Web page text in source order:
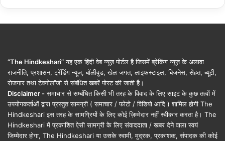
“The Hindkeshari”यह एक हिंदी वेब न्यूज़ पोर्टल है जिसमें ब्रेकिंग न्यूज़ के अलावा
राजनीति, प्रशासन, ट्रेंडिंग न्यूज, बॉलीवुड, खेल जगत, लाइफस्टाइल, बिजनेस, सेहत, ब्यूटी,
रोजगार तथा टेक्नोलॉजी से संबंधित खबरें पोस्ट की जाती है।
Disclaimer - समाचार से सम्बंधित किसी भी तरह के विवाद के लिए साइट के कुछ तत्वों में
उपयोगकर्ताओं द्वारा प्रस्तुत सामग्री ( समाचार / फोटो / विडियो आदि ) शामिल होगी The
Hindkeshari इस तरह के सामग्रियों के लिए कोई ज़िम्मेदार नहीं स्वीकार करता है। The
Hindkeshari में प्रकाशित ऐसी सामग्री के लिए संवाददाता / खबर देने वाला स्वयं
जिम्मेदार होगा, The Hindkeshari या उसके स्वामी, मुद्रक, प्रकाशक, संपादक की कोई